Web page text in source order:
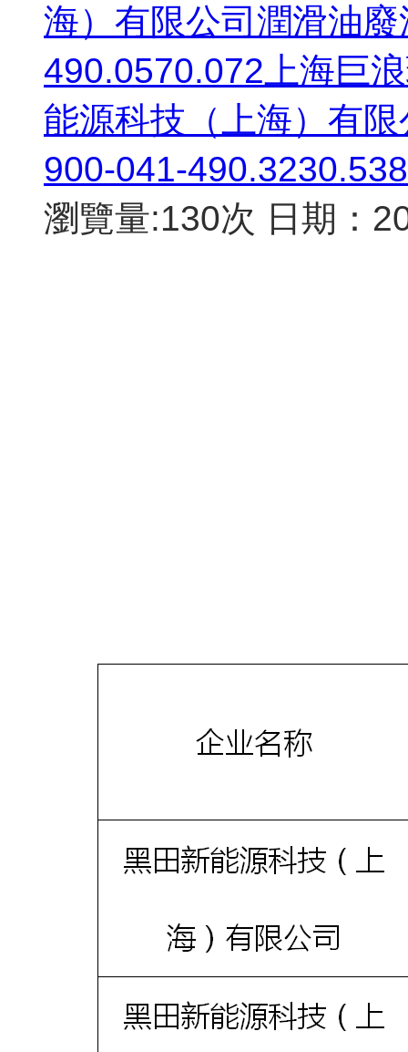
海）有限公司潤滑油
490.0570.072上海巨
能源科技（上海）有
900-041-
瀏覽量:130次 日期：